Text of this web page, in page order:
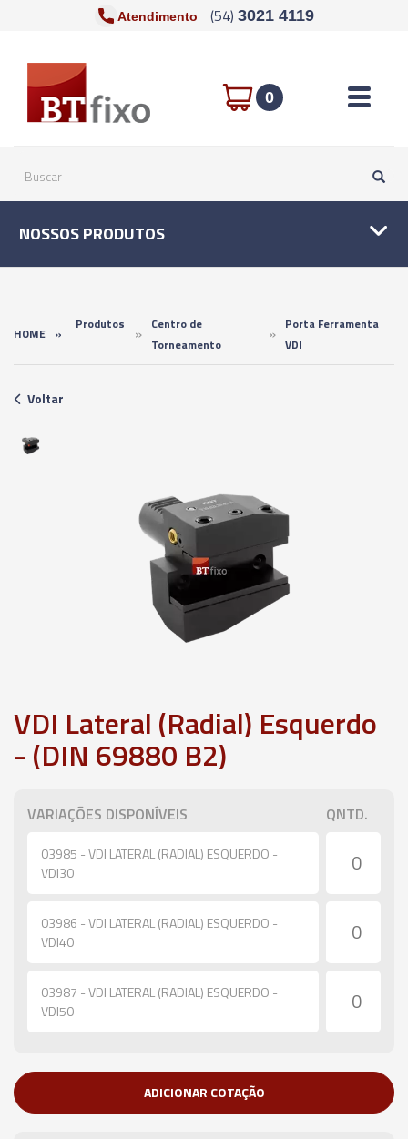
Atendimento (54) 3021 4119
0 Toggle
NOSSOS PRODUTOS
HOME »
Produtos » Centro de
Torneamento
» Porta Ferramenta
VDI
Voltar
VDI Lateral (Radial) Esquerdo
- (DIN 69880 B2)
VARIAÇÕES DISPONÍVEIS QNTD.
03985 - VDI LATERAL (RADIAL) ESQUERDO -
VDI30
03986 - VDI LATERAL (RADIAL) ESQUERDO -
VDI40
03987 - VDI LATERAL (RADIAL) ESQUERDO -
VDI50
ADICIONAR COTAÇÃO